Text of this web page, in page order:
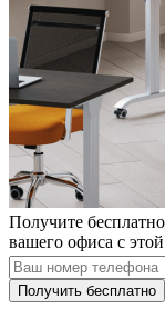
Получите
вашего офиса с
Получить бесплатно